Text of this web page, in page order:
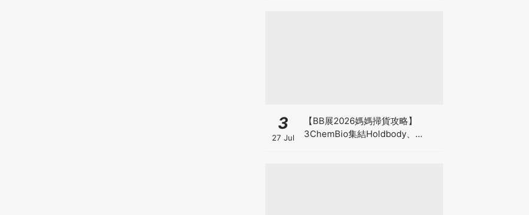
3
27 Jul
【BB展2026媽媽掃貨攻略】
3ChemBio集結Holdbody、